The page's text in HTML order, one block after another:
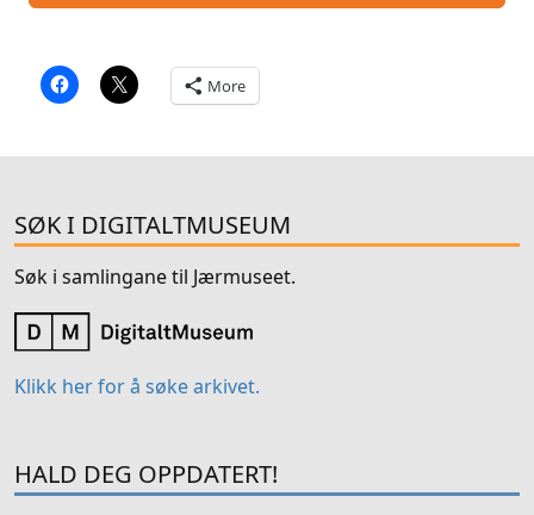
More
SØK I DIGITALTMUSEUM
Søk i samlingane til Jærmuseet.
Klikk her for å søke arkivet.
HALD DEG OPPDATERT!